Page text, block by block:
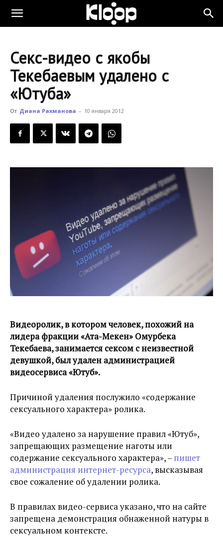
KLOOP.KG
Новости
Кыргызстана
Секс-видео с якобы
Текебаевым удалено с
«Ютуба»
От Диана Рахманова - 10 января 2012
Видеоролик, в котором человек, похожий на
лидера фракции «Ата-Мекен» Омурбека
Текебаева, занимается сексом с неизвестной
девушкой, был удален администрацией
видеосервиса «Ютуб».
Причиной удаления послужило «содержание
сексуального характера» ролика.
«Видео удалено за нарушение правил «Ютуб»,
запрещающих размещение наготы или
содержание сексуального характера», – пишет
администрация интернет-ресурса, высказывая
свое сожаление об удалении ролика.
В правилах видео-сервиса указано, что на сайте
запрещена демонстрация обнаженной натуры в
сексуальном контексте.